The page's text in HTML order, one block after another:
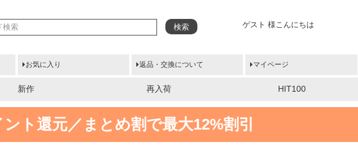
ゲスト 様こんにちは
検索
お気に入り 返品・交換について マイページ
新作 再入荷 HIT100
ト還元／まとめ割で最大12%割引